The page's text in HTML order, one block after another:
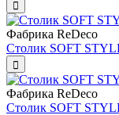
Фабрика ReDeco
Столик SOFT
Фабрика ReDeco
Столик SOFT